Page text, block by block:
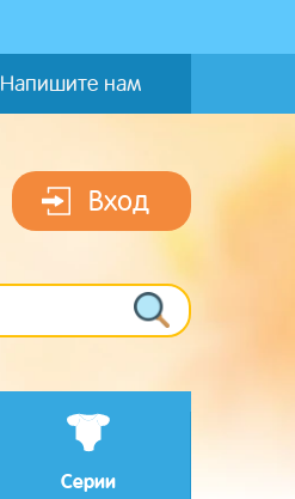
Напишите нам
Вход
Серии